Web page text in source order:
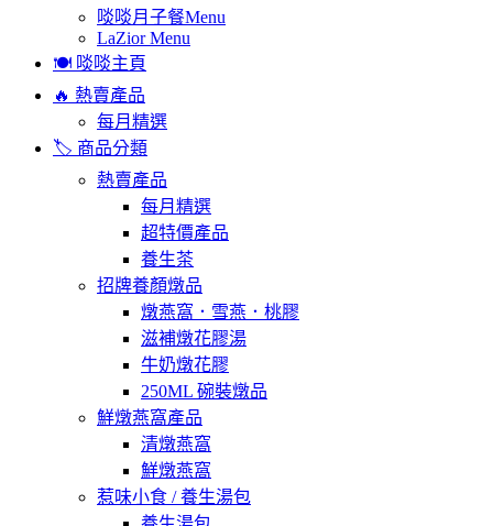
啖啖月子餐Menu
LaZior Menu
🍽️ 啖啖主頁
🔥 熱賣產品
每月精選
🏷️ 商品分類
熱賣產品
每月精選
超特價產品
養生茶
招牌養顏燉品
燉燕窩．雪燕．桃膠
滋補燉花膠湯
牛奶燉花膠
250ML 碗裝燉品
鮮燉燕窩產品
清燉燕窩
鮮燉燕窩
惹味小食 / 養生湯包